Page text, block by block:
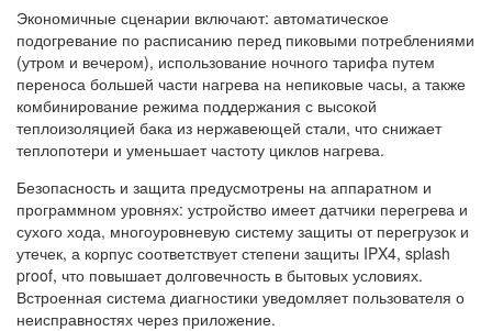
Экономичные сценарии включают: автоматическое
подогревание по расписанию перед пиковыми потреблениями
(утром и вечером), использование ночного тарифа путем
переноса большей части нагрева на непиковые часы, а также
комбинирование режима поддержания с высокой
теплоизоляцией бака из нержавеющей стали, что снижает
теплопотери и уменьшает частоту циклов нагрева.
Безопасность и защита предусмотрены на аппаратном и
программном уровнях: устройство имеет датчики перегрева и
сухого хода, многоуровневую систему защиты от перегрузок и
утечек, а корпус соответствует степени защиты IPX4, splash
proof, что повышает долговечность в бытовых условиях.
Встроенная система диагностики уведомляет пользователя о
неисправностях через приложение.